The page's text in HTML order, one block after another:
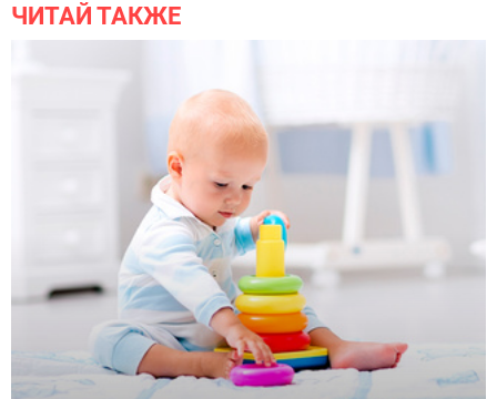
ЧИТАЙ ТАКЖЕ